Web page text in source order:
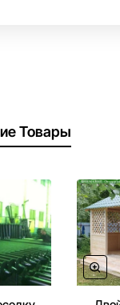
Товары